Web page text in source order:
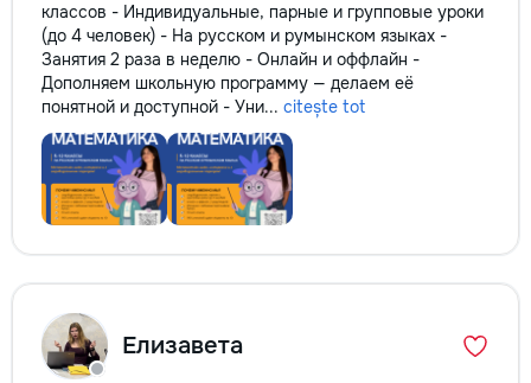
классов - Индивидуальные, парные и групповые уроки
(до 4 человек) - На русском и румынском языках -
Занятия 2 раза в неделю - Онлайн и оффлайн -
Дополняем школьную программу — делаем её
понятной и доступной - Уни... citește tot
Елизавета